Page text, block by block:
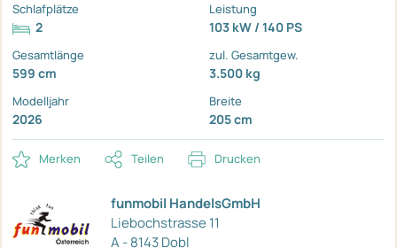
Schlafplätze
2
Leistung
103 kW / 140 PS
Gesamtlänge
599 cm
zul. Gesamtgew.
3.500 kg
Modelljahr
2026
Breite
205 cm
Merken Teilen Drucken
funmobil HandelsGmbH
Liebochstrasse 11
A - 8143 Dobl